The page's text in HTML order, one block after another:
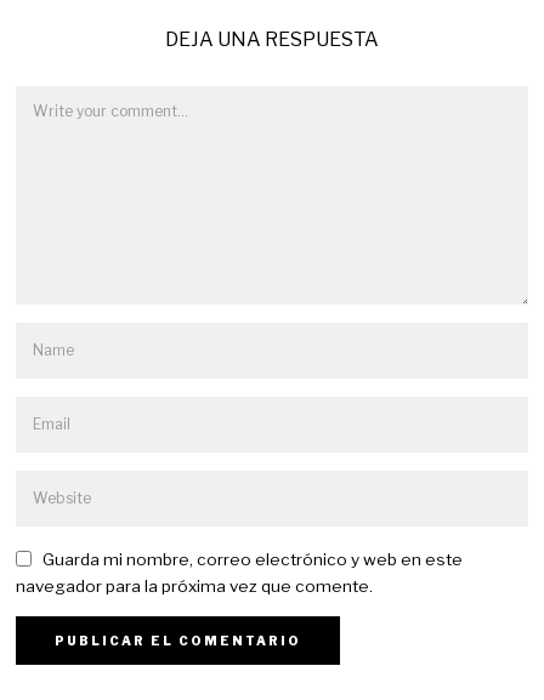
DEJA UNA RESPUESTA
Guarda mi nombre, correo electrónico y web en este
navegador para la próxima vez que comente.